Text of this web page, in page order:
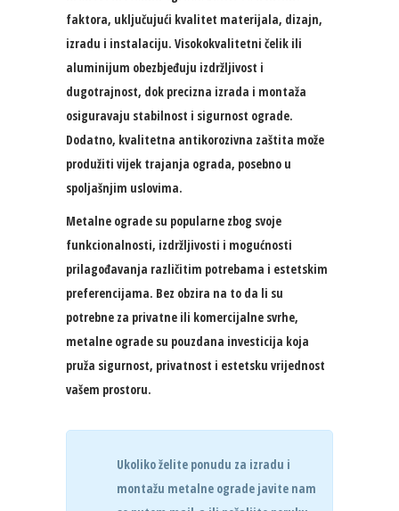
faktora, uključujući kvalitet materijala, dizajn,
izradu i instalaciju. Visokokvalitetni čelik ili
aluminijum obezbjeđuju izdržljivost i
dugotrajnost, dok precizna izrada i montaža
osiguravaju stabilnost i sigurnost ograde.
Dodatno, kvalitetna antikorozivna zaštita može
produžiti vijek trajanja ograda, posebno u
spoljašnjim uslovima.
Metalne ograde su popularne zbog svoje
funkcionalnosti, izdržljivosti i mogućnosti
prilagođavanja različitim potrebama i estetskim
preferencijama. Bez obzira na to da li su
potrebne za privatne ili komercijalne svrhe,
metalne ograde su pouzdana investicija koja
pruža sigurnost, privatnost i estetsku vrijednost
vašem prostoru.
Ukoliko želite ponudu za izradu i
montažu metalne ograde javite nam